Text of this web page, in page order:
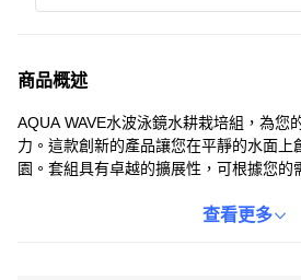
商品概述
AQUA WAVE水波泳鏡水耕栽培組，為您
力。這款創新的產品讓您在平靜的水面上
園。套組具有卓越的擴展性，可根據您的
便您隨時觀察植物根部的生長狀態。現在
查看更多